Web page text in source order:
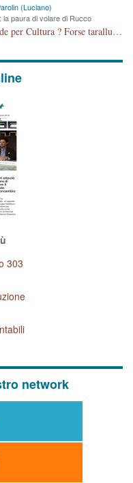
(Luciano)
la paura di volare di Rucco
Vorrei sapere dal C.C. Rolando cosa intende per Cultura ? Forse tarallucci, vino e sagre, o spaghetti tricolori del PD ? Il continuo (s)parlare della mostra a Palazzo Chiericati caro consigliere DANNEGGIA FORTEMENTE l'immagine della città TUTTA e fa deviare i consensi che in RUSSIA (badi bene ex U.R.S.S.) sono ECCELLENTI. A livello artistico l'evento è di alta Valenza culturale, COMPITO di Tutta la Cittadinanza fare il possibile per propagandare l'iniziativa senza farne UN CASO PARTITICO come fa Lei da sempre. Meno Gazebo + Partecipazione! E così sia. Amen.
303
network